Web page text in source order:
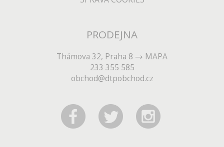
PRODEJNA
Thámova 32, Praha 8
MAPA
233 355 585
obchod@dtpobchod.cz